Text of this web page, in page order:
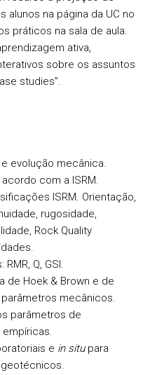
alunos na página da UC no
práticos na sala de aula.
ativa,
sobre os assuntos
studies”.
evolução mecânica.
com a ISRM.
ISRM. Orientação,
rugosidade,
Rock Quality
Q, GSI.
de Hoek & Brown e de
mecânicos.
parâmetros de
e in situpara